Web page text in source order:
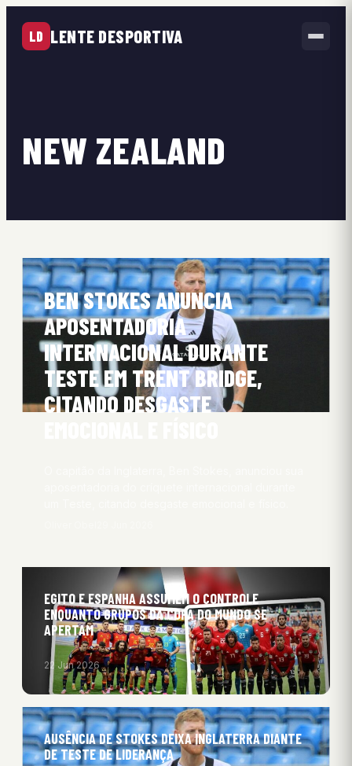
LD LENTE DESPORTIVA
NEW ZEALAND
BEN STOKES ANUNCIA
APOSENTADORIA
INTERNACIONAL DURANTE
TESTE EM TRENT BRIDGE,
CITANDO DESGASTE
EGITO E ESPANHA ASSUMEM O CONTROLE
ENQUANTO GRUPOS DA COPA DO MUNDO SE
APERTAM
22 Jun 2026
AUSÊNCIA DE STOKES DEIXA INGLATERRA DIANTE
DE TESTE DE LIDERANÇA